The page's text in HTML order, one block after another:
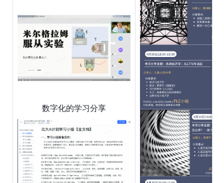
数字化的学习分享